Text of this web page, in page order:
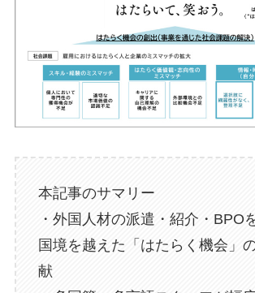
本記事のサマリー
・外国人材の派遣・紹介・BPO
国境を越えた「はたらく機会」
献